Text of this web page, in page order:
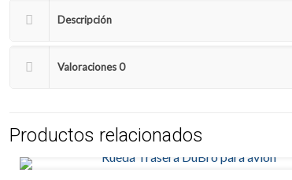
Descripción
Valoraciones0
Productos relacionados